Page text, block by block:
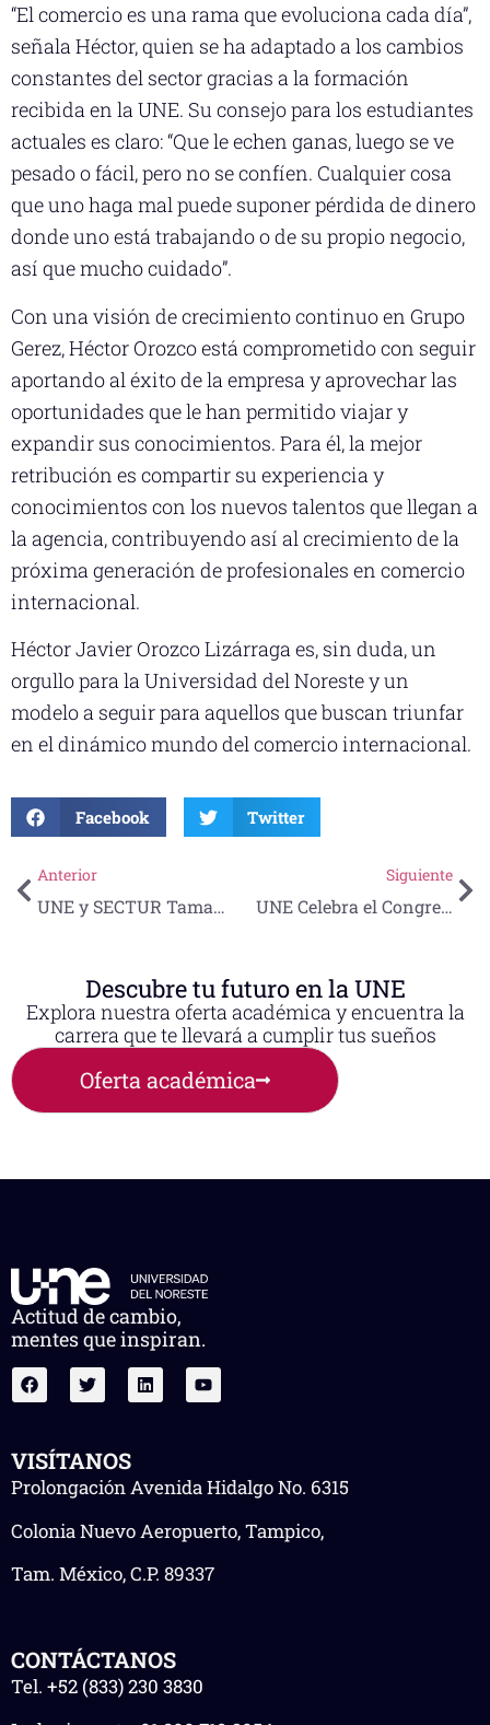
“El comercio es una rama que evoluciona cada día”,
señala Héctor, quien se ha adaptado a los cambios
constantes del sector gracias a la formación
recibida en la UNE. Su consejo para los estudiantes
actuales es claro: “Que le echen ganas, luego se ve
pesado o fácil, pero no se confíen. Cualquier cosa
que uno haga mal puede suponer pérdida de dinero
donde uno está trabajando o de su propio negocio,
así que mucho cuidado”.
Con una visión de crecimiento continuo en Grupo
Gerez, Héctor Orozco está comprometido con seguir
aportando al éxito de la empresa y aprovechar las
oportunidades que le han permitido viajar y
expandir sus conocimientos. Para él, la mejor
retribución es compartir su experiencia y
conocimientos con los nuevos talentos que llegan a
la agencia, contribuyendo así al crecimiento de la
próxima generación de profesionales en comercio
internacional.
Héctor Javier Orozco Lizárraga es, sin duda, un
orgullo para la Universidad del Noreste y un
modelo a seguir para aquellos que buscan triunfar
en el dinámico mundo del comercio internacional.
Facebook Twitter
Anterior
UNE y SECTUR Tamaulipas conmemoran el Día Mundial del Turismo
Siguiente
UNE Celebra el Congreso Conmemorativo y XXXV Jornadas de Investigación del Área de Ciencias de la Salud
Descubre tu futuro en la UNE
Explora nuestra oferta académica y encuentra la
carrera que te llevará a cumplir tus sueños
Oferta académica
Actitud de cambio,
mentes que inspiran.
VISÍTANOS
Prolongación Avenida Hidalgo No. 6315
Colonia Nuevo Aeropuerto, Tampico,
Tam. México, C.P. 89337
CONTÁCTANOS
Tel. +52 (833) 230 3830